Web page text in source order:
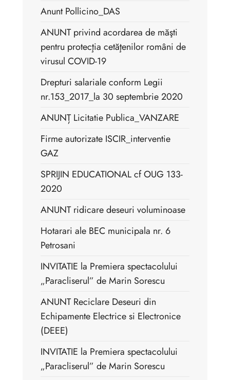
Anunt Pollicino_DAS
ANUNT privind acordarea de măşti
pentru protecţia cetăţenilor români de
virusul COVID-19
Drepturi salariale conform Legii
nr.153_2017_la 30 septembrie 2020
ANUNȚ Licitatie Publica_VANZARE
Firme autorizate ISCIR_interventie
GAZ
SPRIJIN EDUCATIONAL cf OUG 133-
2020
ANUNT ridicare deseuri voluminoase
Hotarari ale BEC municipala nr. 6
Petrosani
INVITATIE la Premiera spectacolului
„Paracliserul” de Marin Sorescu
ANUNT Reciclare Deseuri din
Echipamente Electrice si Electronice
(DEEE)
INVITATIE la Premiera spectacolului
„Paracliserul” de Marin Sorescu